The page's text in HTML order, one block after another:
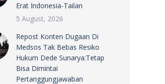
Erat Indonesia-Tailan
5 August, 2026
Repost Konten Dugaan Di
Medsos Tak Bebas Resiko
Hukum Dede Sunarya:Tetap
Bisa Dimintai
Pertanggungjawaban